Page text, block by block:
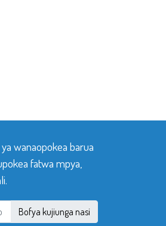
wanaopokea barua
fatwa mpya,
Bofya kujiunga nasi